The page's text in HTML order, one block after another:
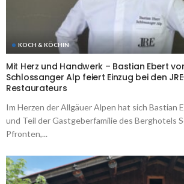
KOCH & KÖCHIN
Mit Herz und Handwerk – Bastian Ebert
Schlossanger Alp feiert Einzug bei den
Restaurateurs
Im Herzen der Allgäuer Alpen hat sich Bastian
und Teil der Gastgeberfamilie des Berghotels
Pfronten,...